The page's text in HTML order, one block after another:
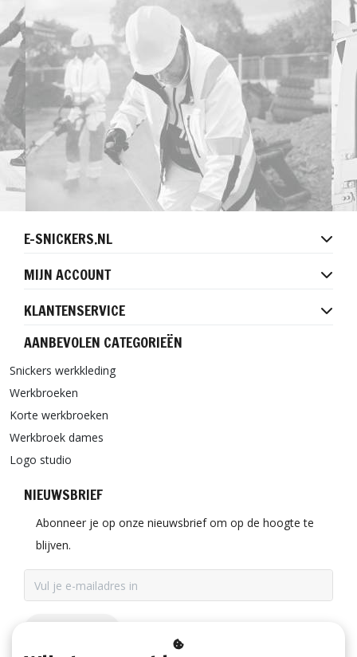
E-SNICKERS.NL
MIJN ACCOUNT
KLANTENSERVICE
AANBEVOLEN CATEGORIEËN
Snickers werkkleding
Werkbroeken
Korte werkbroeken
Werkbroek dames
Logo studio
NIEUWSBRIEF
Abonneer je op onze nieuwsbrief om op de hoogte te
blijven.